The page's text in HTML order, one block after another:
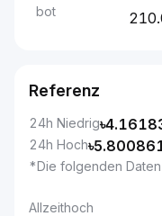
bot
Referenz
24h Niedrig৳
24h Hoch৳
*Die folgenden
Allzeithoch